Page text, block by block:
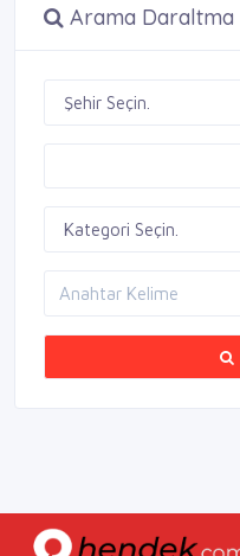
Arama Daraltma